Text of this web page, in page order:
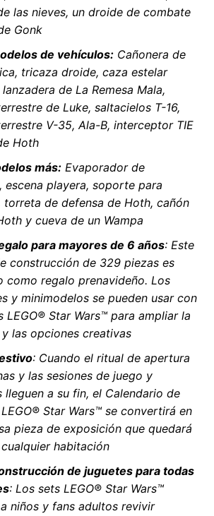
las nieves, un droide de combate
Gonk
de vehículos:Cañonera de
tricaza droide, caza estelar
lanzadera de La Remesa Mala,
de Luke, saltacielos T-16,
V-35, Ala-B, interceptor TIE
Hoth
más:Evaporador de
escena playera, soporte para
torreta de defensa de Hoth, cañón
y cueva de un Wampa
para mayores de 6 años: Este
construcción de 329 piezas es
como regalo prenavideño. Los
y minimodelos se pueden usar con
LEGO® Star Wars™ para ampliar la
las opciones creativas
: Cuando el ritual de apertura
y las sesiones de juego y
lleguen a su fin, el Calendario de
Star Wars™ se convertirá en
pieza de exposición que quedará
habitación
de juguetes para todas
: Los sets LEGO® Star Wars™
niños y fans adultos revivir